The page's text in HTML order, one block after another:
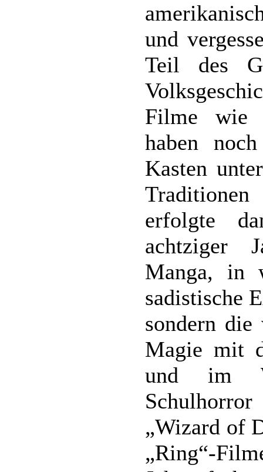
und
Teil des
Filme wie
haben
Kasten
erfolgte
achtziger
Manga, in
sadistische
sondern die
Magie mit
und im
„Wizard of
„Ring“-